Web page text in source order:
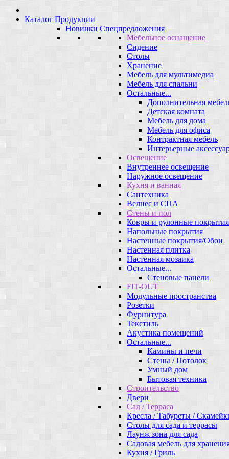
Каталог Продукции
Новинки Спецпредложения
Мебельное оснащение
Сидение
Столы
Хранение
Мебель для мультимедиа
Мебель для спальни
Остальные...
Дополнительная
Детская комната
Мебель для дома
Мебель для офиса
Контрактная мебель
Интерьерные
Освещение
Внутреннее освещение
Наружное освещение
Кухня и ванная
Сантехника
Велнес и СПА
Стены и пол
Ковры и рулонные покрытия
Напольные покрытия
Настенные покрытия/Обои
Настенная плитка
Настенная мозаика
Остальные...
Стеновые панели
FIT-OUT
Модульные пространства
Розетки
Фурнитура
Текстиль
Акустика помещений
Остальные...
Камины и печи
Стены / Потолок
Умный дом
Бытовая техника
Строительство
Двери
Сад / Терраса
Кресла / Табуреты /
Столы для сада и террасы
Лаунж зона для сада
Садовая мебель для
Кухня / Гриль